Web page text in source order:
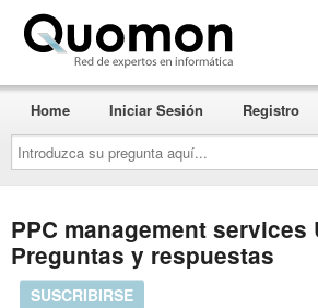
Introduzca
su
pregunta
aquí...
Home Iniciar Sesión Registro
PPC management services
Preguntas y respuestas
SUSCRIBIRSE